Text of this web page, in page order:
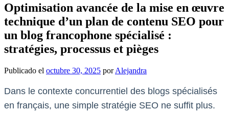
Optimisation avancée de la mise en œuvre
technique d’un plan de contenu SEO pour
un blog francophone spécialisé :
stratégies, processus et pièges
Publicado el octubre 30, 2025 por Alejandra
Dans le contexte concurrentiel des blogs spécialisés
en français, une simple stratégie SEO ne suffit plus.